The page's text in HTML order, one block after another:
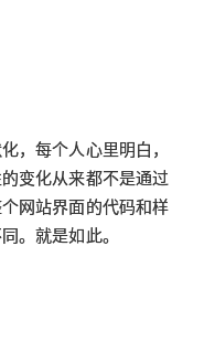
，每个人心里明白，
变化从来都不是通过
网站界面的代码和样
。就是如此。